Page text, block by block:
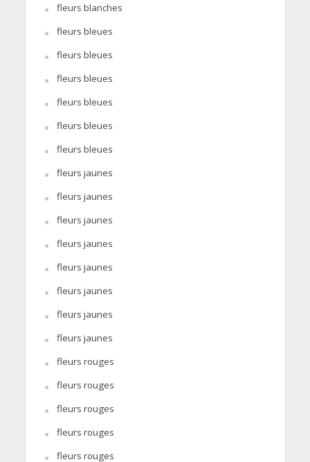
fleurs blanches
fleurs bleues
fleurs bleues
fleurs bleues
fleurs bleues
fleurs bleues
fleurs bleues
fleurs jaunes
fleurs jaunes
fleurs jaunes
fleurs jaunes
fleurs jaunes
fleurs jaunes
fleurs jaunes
fleurs jaunes
fleurs rouges
fleurs rouges
fleurs rouges
fleurs rouges
fleurs rouges